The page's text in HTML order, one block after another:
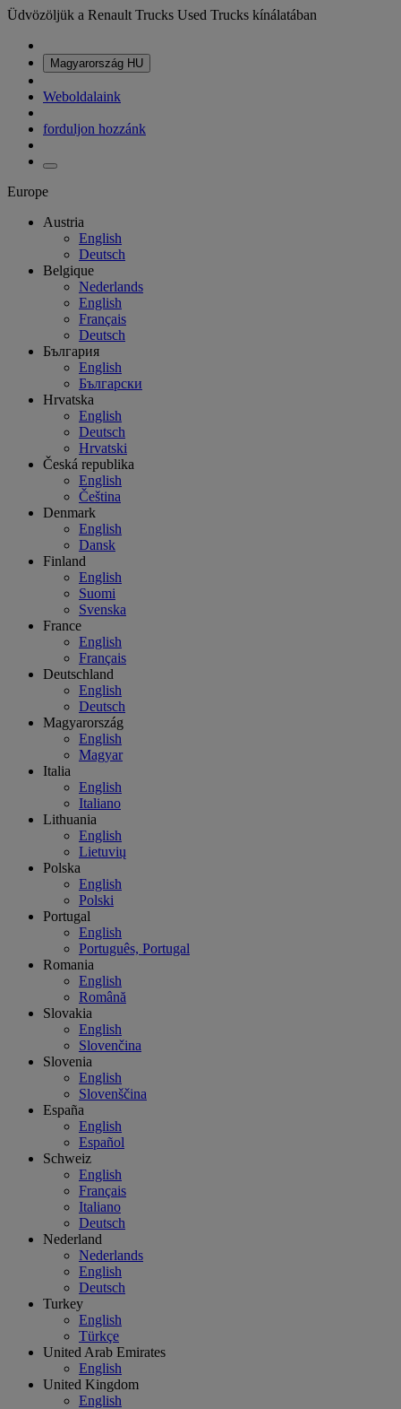
Üdvözöljük a Renault Trucks Used Trucks kínálatában
Magyarország HU
Weboldalaink
forduljon hozzánk
Europe
Austria
English
Deutsch
Belgique
Nederlands
English
Français
Deutsch
България
English
Български
Hrvatska
English
Deutsch
Hrvatski
Česká republika
English
Čeština
Denmark
English
Dansk
Finland
English
Suomi
Svenska
France
English
Français
Deutschland
English
Deutsch
Magyarország
English
Magyar
Italia
English
Italiano
Lithuania
English
Lietuvių
Polska
English
Polski
Portugal
English
Português, Portugal
Romania
English
Română
Slovakia
English
Slovenčina
Slovenia
English
Slovenščina
España
English
Español
Schweiz
English
Français
Italiano
Deutsch
Nederland
Nederlands
English
Deutsch
Turkey
English
Türkçe
United Arab Emirates
English
United Kingdom
English